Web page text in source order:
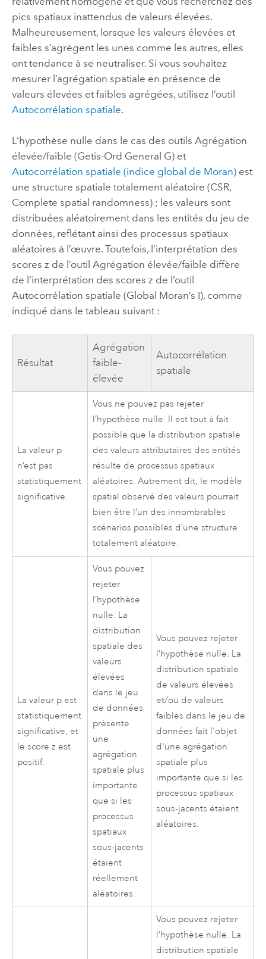
pics spatiaux inattendus de valeurs élevées.
Malheureusement, lorsque les valeurs élevées et
faibles s’agrègent les unes comme les autres, elles
ont tendance à se neutraliser. Si vous souhaitez
mesurer l’agrégation spatiale en présence de
valeurs élevées et faibles agrégées, utilisez l’outil
Autocorrélation spatiale.
L’hypothèse nulle dans le cas des outils Agrégation
élevée/faible (Getis-Ord General G)et
Autocorrélation spatiale (indice global de Moran)est
une structure spatiale totalement aléatoire (CSR,
Complete spatial randomness) ; les valeurs sont
distribuées aléatoirement dans les entités du jeu de
données, reflétant ainsi des processus spatiaux
aléatoires à l’œuvre. Toutefois, l’interprétation des
scores z de l’outil Agrégation élevée/faible diffère
de l’interprétation des scores z de l’outil
Autocorrélation spatiale (Global Moran’s I), comme
indiqué dans le tableau suivant :
Résultat
Agrégation
faible-
élevée
Autocorrélation
spatiale
La valeur p
n’est pas
statistiquement
significative.
Vous ne pouvez pas rejeter
l’hypothèse nulle. Il est tout à fait
possible que la distribution spatiale
des valeurs attributaires des entités
résulte de processus spatiaux
aléatoires. Autrement dit, le modèle
spatial observé des valeurs pourrait
bien être l’un des innombrables
scénarios possibles d’une structure
totalement aléatoire.
La valeur p est
statistiquement
significative, et
le score z est
positif.
Vous pouvez
rejeter
l’hypothèse
nulle. La
distribution
spatiale des
valeurs
élevées
dans le jeu
de données
présente
une
agrégation
spatiale plus
importante
que si les
processus
spatiaux
sous-jacents
étaient
réellement
aléatoires.
Vous pouvez rejeter
l’hypothèse nulle. La
distribution spatiale
de valeurs élevées
et/ou de valeurs
faibles dans le jeu de
données fait l'objet
d'une agrégation
spatiale plus
importante que si les
processus spatiaux
sous-jacents étaient
aléatoires.
Vous pouvez rejeter
l’hypothèse nulle. La
distribution spatiale